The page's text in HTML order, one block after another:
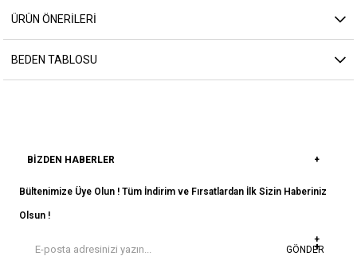
ÜRÜN ÖNERILERI
BEDEN TABLOSU
BIZDEN HABERLER
Bültenimize Üye Olun ! Tüm İndirim ve Fırsatlardan İlk Sizin Haberiniz
Olsun !
GÖNDER